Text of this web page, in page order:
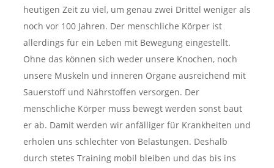
heutigen Zeit zu viel, um genau zwei Drittel weniger als
noch vor 100 Jahren. Der menschliche Körper ist
allerdings für ein Leben mit Bewegung eingestellt.
Ohne das können sich weder unsere Knochen, noch
unsere Muskeln und inneren Organe ausreichend mit
Sauerstoff und Nährstoffen versorgen. Der
menschliche Körper muss bewegt werden sonst baut
er ab. Damit werden wir anfälliger für Krankheiten und
erholen uns schlechter von Belastungen. Deshalb
durch stetes Training mobil bleiben und das bis ins